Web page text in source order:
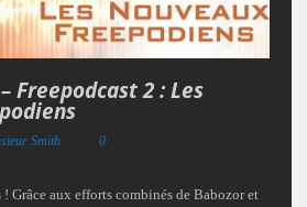
Freepodcast 2 : Les
Smith
0
Grâce aux efforts combinés de Babozor et